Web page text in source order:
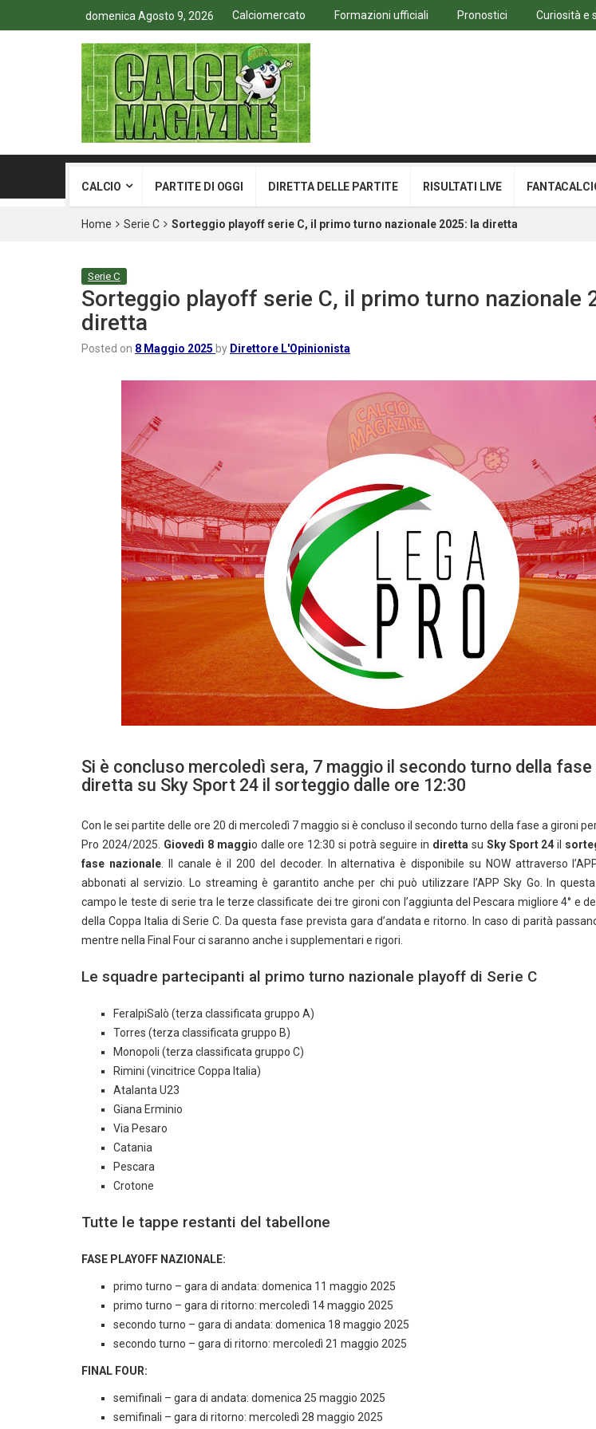
domenica Agosto 9, 2026 Calciomercato Formazioni ufficiali Pronostici Curiosità e
CALCIO PARTITE DI OGGI DIRETTA DELLE PARTITE RISULTATI LIVE
Home Serie C Sorteggio playoff serie C, il primo turno nazionale 2025: la diretta
Serie C
Sorteggio playoff serie C, il primo turno nazionale
diretta
Posted on 8 Maggio 2025 by Direttore L'Opinionista
Si è concluso mercoledì sera, 7 maggio il secondo turno della fase
diretta su Sky Sport 24 il sorteggio dalle ore 12:30
Con le sei partite delle ore 20 di mercoledì 7 maggio si è concluso il secondo turno della fase a gironi
Pro 2024/2025. Giovedì 8 maggio dalle ore 12:30 si potrà seguire in diretta su Sky Sport 24 il
fase nazionale. Il canale è il 200 del decoder. In alternativa è disponibile su NOW attraverso
abbonati al servizio. Lo streaming è garantito anche per chi può utilizzare l’APP Sky Go. In
campo le teste di serie tra le terze classificate dei tre gironi con l’aggiunta del Pescara migliore 4° e
della Coppa Italia di Serie C. Da questa fase prevista gara d’andata e ritorno. In caso di parità
mentre nella Final Four ci saranno anche i supplementari e rigori.
Le squadre partecipanti al primo turno nazionale playoff di Serie C
FeralpiSalò (terza classificata gruppo A)
Torres (terza classificata gruppo B)
Monopoli (terza classificata gruppo C)
Rimini (vincitrice Coppa Italia)
Atalanta U23
Giana Erminio
Via Pesaro
Catania
Pescara
Crotone
Tutte le tappe restanti del tabellone
FASE PLAYOFF NAZIONALE:
primo turno – gara di andata: domenica 11 maggio 2025
primo turno – gara di ritorno: mercoledì 14 maggio 2025
secondo turno – gara di andata: domenica 18 maggio 2025
secondo turno – gara di ritorno: mercoledì 21 maggio 2025
FINAL FOUR:
semifinali – gara di andata: domenica 25 maggio 2025
semifinali – gara di ritorno: mercoledì 28 maggio 2025